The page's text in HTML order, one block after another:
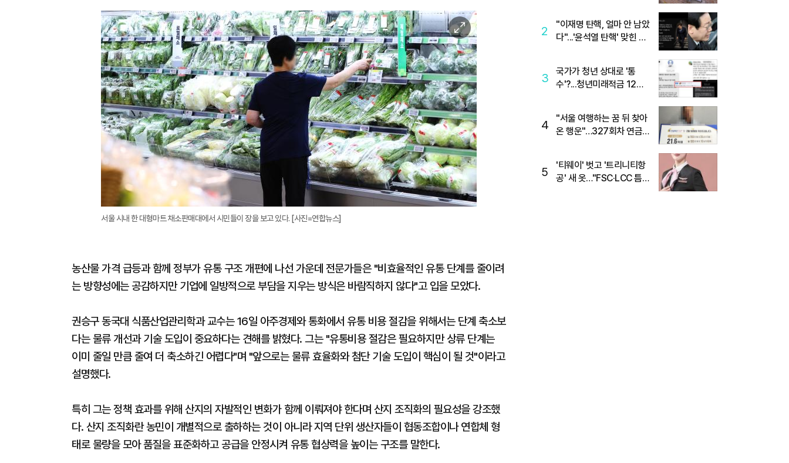
이
미
지
확
대
서울 시내 한 대형마트 채소판매대에서 시민들이 장을 보고 있다. [사진=연합뉴스]
농산물 가격 급등과 함께 정부가 유통 구조 개편에 나선 가운데 전문가들은 "비효율적인 유통 단계를 줄이려
는 방향성에는 공감하지만 기업에 일방적으로 부담을 지우는 방식은 바람직하지 않다"고 입을 모았다.
권승구 동국대 식품산업관리학과 교수는 16일 아주경제와 통화에서 유통 비용 절감을 위해서는 단계 축소보
다는 물류 개선과 기술 도입이 중요하다는 견해를 밝혔다. 그는 "유통비용 절감은 필요하지만 상류 단계는
이미 줄일 만큼 줄여 더 축소하긴 어렵다"며 "앞으로는 물류 효율화와 첨단 기술 도입이 핵심이 될 것"이라고
설명했다.
특히 그는 정책 효과를 위해 산지의 자발적인 변화가 함께 이뤄져야 한다며 산지 조직화의 필요성을 강조했
다. 산지 조직화란 농민이 개별적으로 출하하는 것이 아니라 지역 단위 생산자들이 협동조합이나 연합체 형
태로 물량을 모아 품질을 표준화하고 공급을 안정시켜 유통 협상력을 높이는 구조를 말한다.
2
"이재명 탄핵, 얼마 안 남았
다"...'윤석열 탄핵' 맞힌 무
3
국가가 청년 상대로 '통
수'?...청년미래적금 12%
4
"서울 여행하는 꿈 뒤 찾아
온 행운"…327회차 연금
5
'티웨이' 벗고 '트리니티항
공' 새 옷…"FSC·LCC 틈